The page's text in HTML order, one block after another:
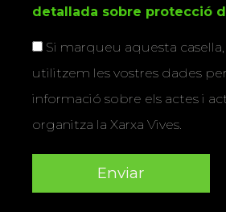
detallada sobre protecció
Si marqueu aquesta
utilitzem les vostres dades
informació sobre els actes i
organitza la Xarxa Vives.